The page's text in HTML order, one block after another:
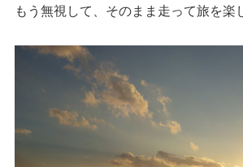
もう無視して、そのまま走って旅を楽